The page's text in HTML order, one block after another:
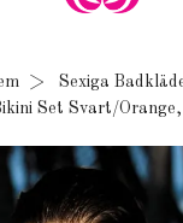
Sexiga
Set Svart/